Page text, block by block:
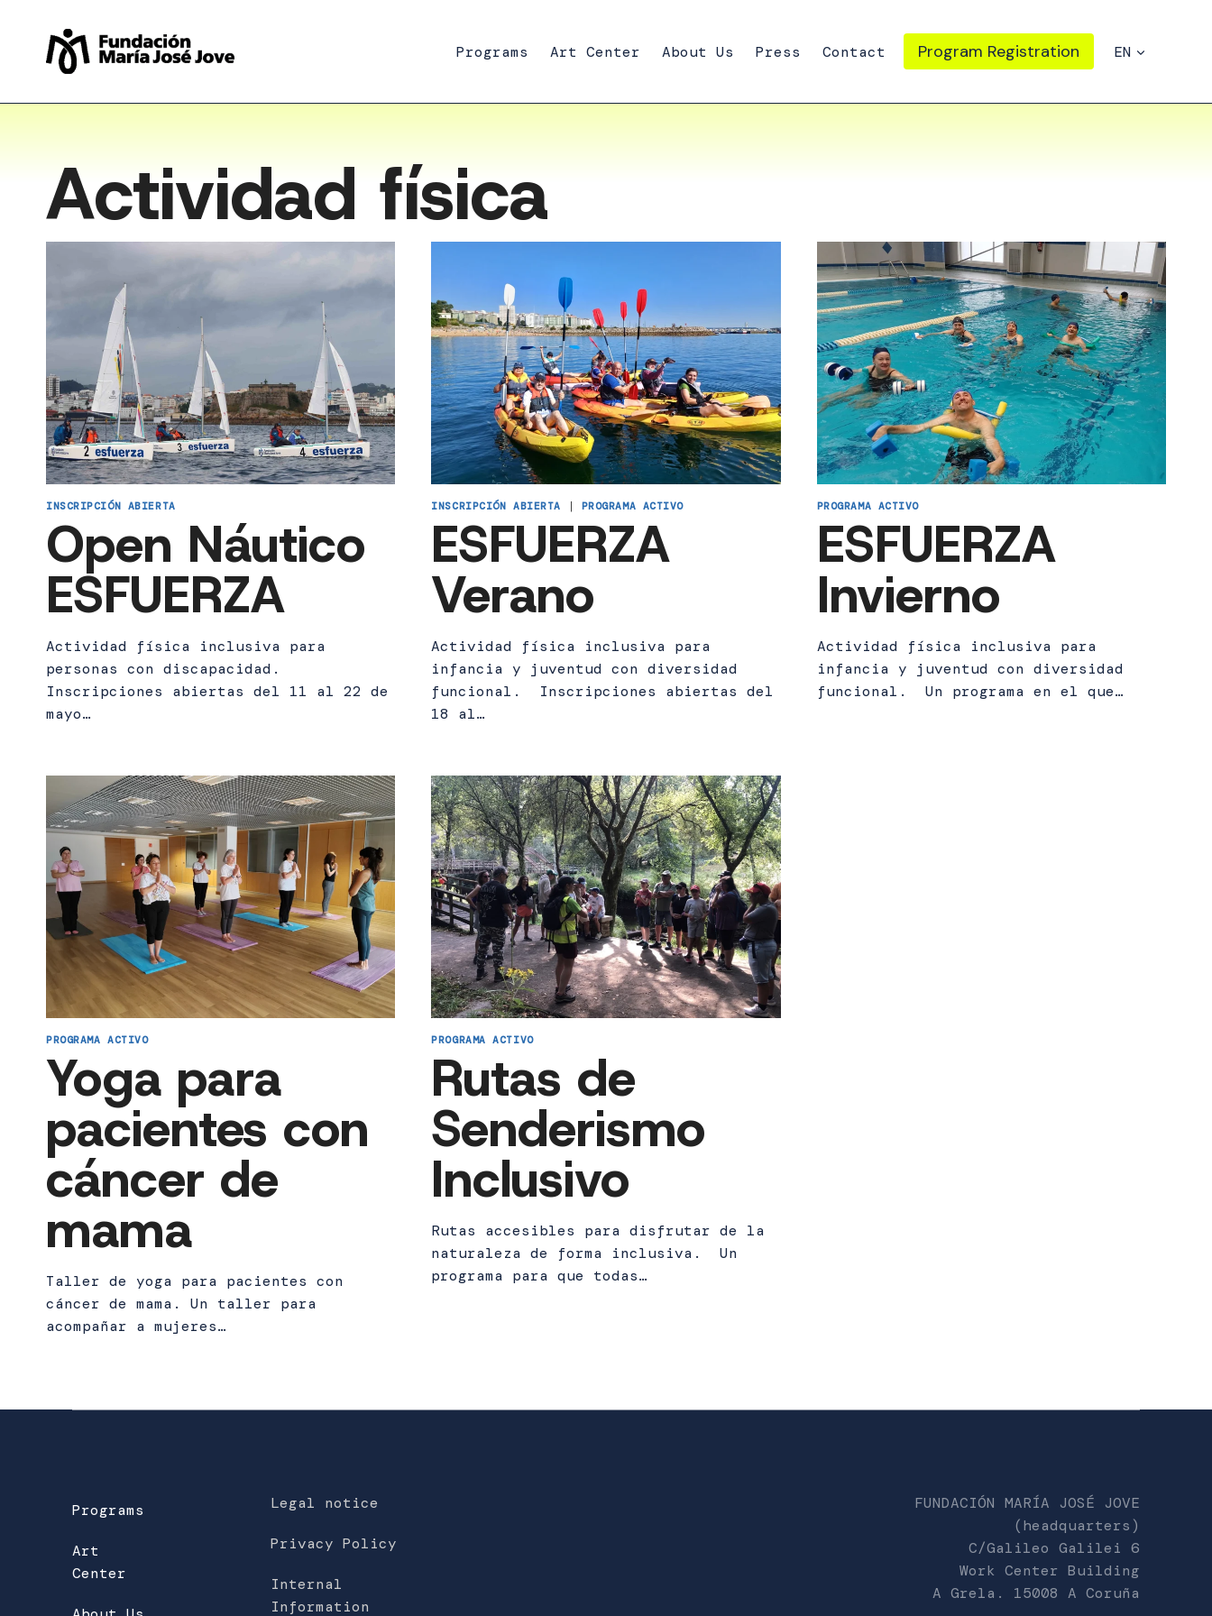
content
Programs Art Center About Us Press Contact Program Registration EN
Actividad física
INSCRIPCIÓN ABIERTA
Open Náutico
ESFUERZA
Actividad física inclusiva para
personas con discapacidad.
Inscripciones abiertas del 11 al 22 de
mayo…
INSCRIPCIÓN ABIERTA PROGRAMA ACTIVO
ESFUERZA
Verano
Actividad física inclusiva para
infancia y juventud con diversidad
funcional. Inscripciones abiertas del
18 al…
PROGRAMA ACTIVO
ESFUERZA
Invierno
Actividad física inclusiva para
infancia y juventud con diversidad
funcional. Un programa en el que…
PROGRAMA ACTIVO
Yoga para
pacientes con
cáncer de
mama
Taller de yoga para pacientes con
cáncer de mama. Un taller para
acompañar a mujeres…
PROGRAMA ACTIVO
Rutas de
Senderismo
Inclusivo
Rutas accesibles para disfrutar de la
naturaleza de forma inclusiva. Un
programa para que todas…
Programs
Art
Center
Legal notice
Privacy Policy
Internal
Information
FUNDACIÓN MARÍA JOSÉ JOVE
(headquarters)
C/Galileo Galilei 6
Work Center Building
A Grela. 15008 A Coruña